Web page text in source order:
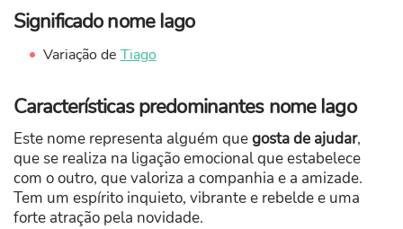
Significado nome Iago
Variação de Tiago
Características predominantes nome Iago
Este nome representa alguém quegosta de ajudar,
que se realiza na ligação emocional que estabelece
com o outro, que valoriza a companhia e a amizade.
Tem um espírito inquieto, vibrante e rebelde e uma
forte atração pela novidade.